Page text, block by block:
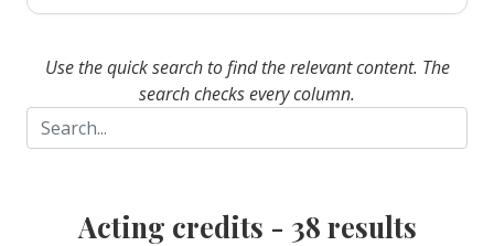
Use the quick search to find the relevant content. The
search checks every column.
Acting credits - 38 results